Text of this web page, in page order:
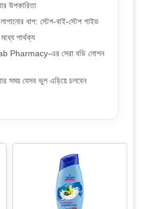
উপকারিতা
ধাপ: স্টেপ-বাই-স্টেপ গাইড
পার্থক্য
Pharmacy-এর সেরা বডি লোশন
সময় যেসব ভুল এড়িয়ে চলবেন